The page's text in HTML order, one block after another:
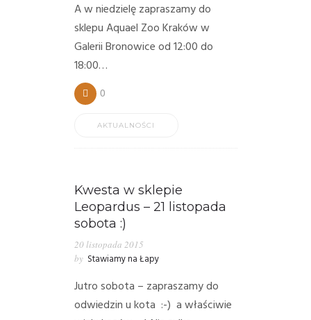
A w niedzielę zapraszamy do
sklepu Aquael Zoo Kraków w
Galerii Bronowice od 12:00 do
18:00…
0
AKTUALNOŚCI
Kwesta w sklepie
Leopardus – 21 listopada
sobota :)
20 listopada 2015
by Stawiamy na Łapy
Jutro sobota – zapraszamy do
odwiedzin u kota :-) a właściwie